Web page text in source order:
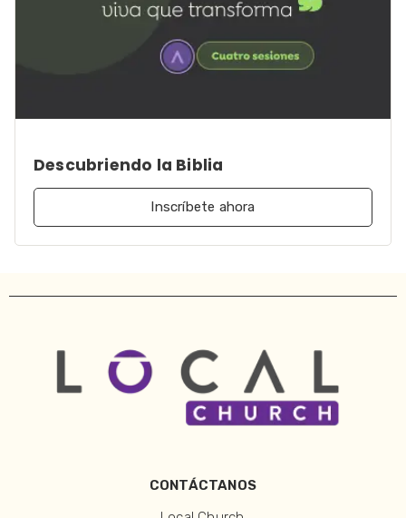
Descubriendo la Biblia
Inscríbete ahora
CONTÁCTANOS